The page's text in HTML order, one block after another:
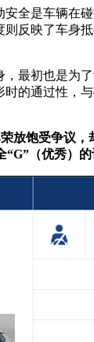
全是车辆在
反映了车身
，最初也是为
的通过性，
放饱受争议，
（优秀）的